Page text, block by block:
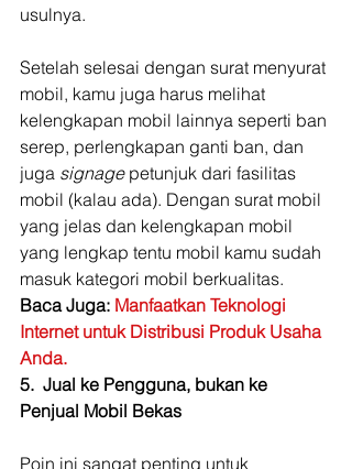
usulnya.
Setelah selesai dengan surat menyurat
mobil, kamu juga harus melihat
kelengkapan mobil lainnya seperti ban
serep, perlengkapan ganti ban, dan
juga signage petunjuk dari fasilitas
mobil (kalau ada). Dengan surat mobil
yang jelas dan kelengkapan mobil
yang lengkap tentu mobil kamu sudah
masuk kategori mobil berkualitas.
Baca Juga: Manfaatkan Teknologi
Internet untuk Distribusi Produk Usaha
Anda.
5.  Jual ke Pengguna, bukan ke
Penjual Mobil Bekas
Poin ini sangat penting untuk